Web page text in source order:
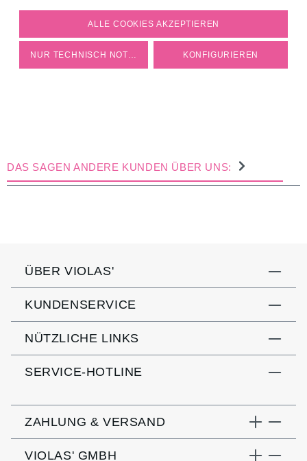
DAS SAGEN ANDERE KUNDEN ÜBER UNS:
ÜBER VIOLAS'
KUNDENSERVICE
NÜTZLICHE LINKS
SERVICE-HOTLINE
ZAHLUNG & VERSAND
VIOLAS' GMBH
COOKIE-EINSTELLUNGEN
ALLE COOKIES AKZEPTIEREN
NUR TECHNISCH NOTWENDIGE KONFIGURIEREN